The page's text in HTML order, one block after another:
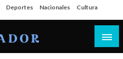
Deportes Nacionales Cultura